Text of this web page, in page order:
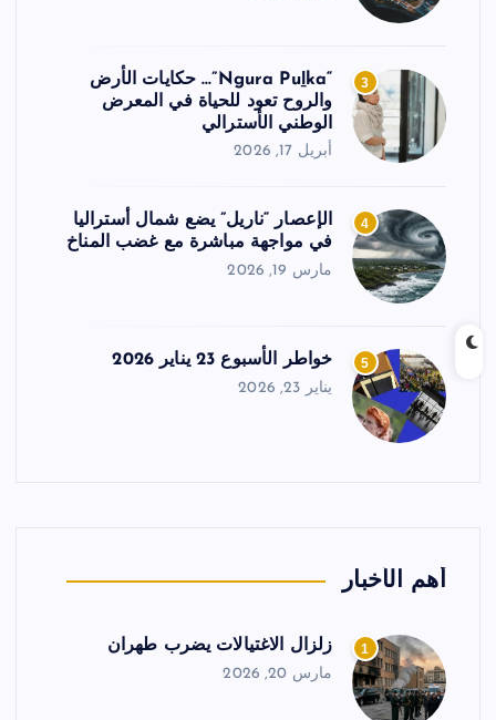
3
“Ngura Puḻka”… حكايات الأرض
والروح تعود للحياة في المعرض
الوطني الأسترالي
أبريل 17, 2026
4
الإعصار “ناريل” يضع شمال أستراليا
في مواجهة مباشرة مع غضب المناخ
مارس 19, 2026
5 خواطر الأسبوع 23 يناير 2026
يناير 23, 2026
أهم الأخبار
1 زلزال الاغتيالات يضرب طهران
مارس 20, 2026